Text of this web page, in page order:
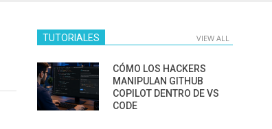
TUTORIALES VIEW ALL
CÓMO LOS HACKERS
MANIPULAN GITHUB
COPILOT DENTRO DE VS
CODE